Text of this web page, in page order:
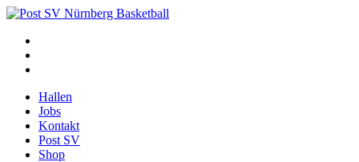
Hallen
Jobs
Kontakt
Post SV
Shop